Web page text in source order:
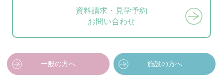
資料請求・見学予約
お問い合わせ
一般の方へ 施設の方へ